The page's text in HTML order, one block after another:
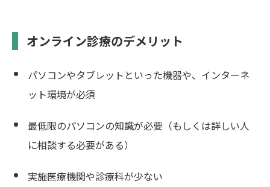
オンライン診療のデメリット
パソコンやタブレットといった機器や、インターネ
ット環境が必須
最低限のパソコンの知識が必要（もしくは詳しい人
に相談する必要がある）
実施医療機関や診療科が少ない